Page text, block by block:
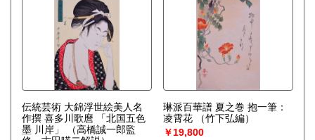
伝統芸術 大錦浮世絵美人名
作撰 喜多川歌麿 「北国五色
墨 川岸」
（高橋誠一郎監
琳派百華譜 夏之巻 抱一筆：
凌霄花
（竹下弘編）
￥19,800